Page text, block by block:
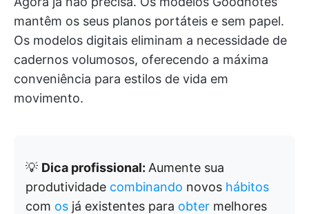
mantêm os seus planos portáteis e sem papel.
Os modelos digitais eliminam a necessidade de
cadernos volumosos, oferecendo a máxima
conveniência para estilos de vida em
movimento.
💡 Dica profissional: Aumente sua
produtividade combinando novos hábitos
com os já existentes para obter melhores